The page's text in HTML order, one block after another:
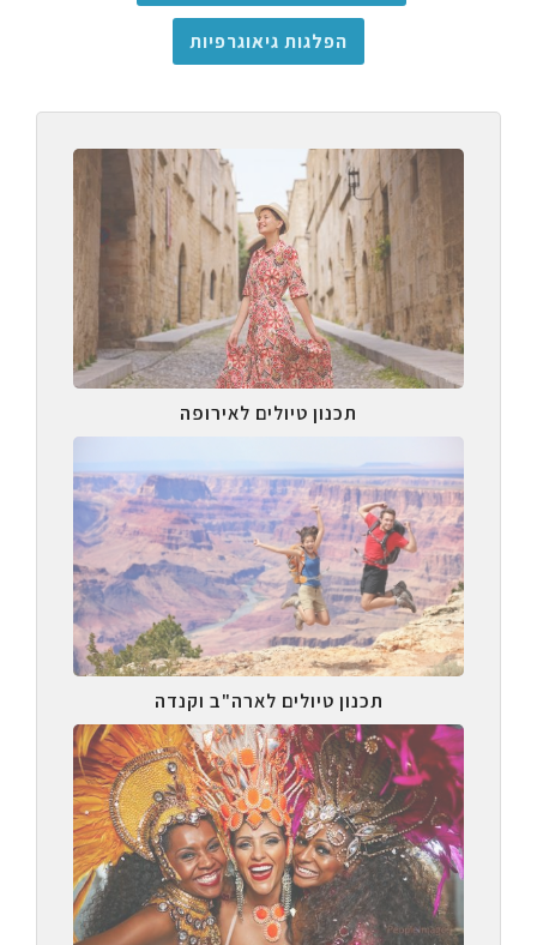
הפלגות גיאוגרפיות
תכנון טיולים לאירופה
תכנון טיולים לארה"ב וקנדה